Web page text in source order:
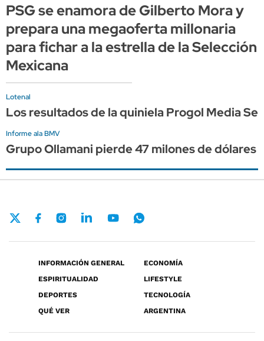
PSG se enamora de Gilberto Mora y
prepara una megaoferta millonaria
para fichar a la estrella de la Selección
Mexicana
Lotenal
Los resultados de la quiniela Progol Media
Informe ala BMV
Grupo Ollamani pierde 47 milones de dólares
INFORMACIÓN GENERAL
ECONOMÍA
ESPIRITUALIDAD
LIFESTYLE
DEPORTES
TECNOLOGÍA
QUÉ VER
ARGENTINA